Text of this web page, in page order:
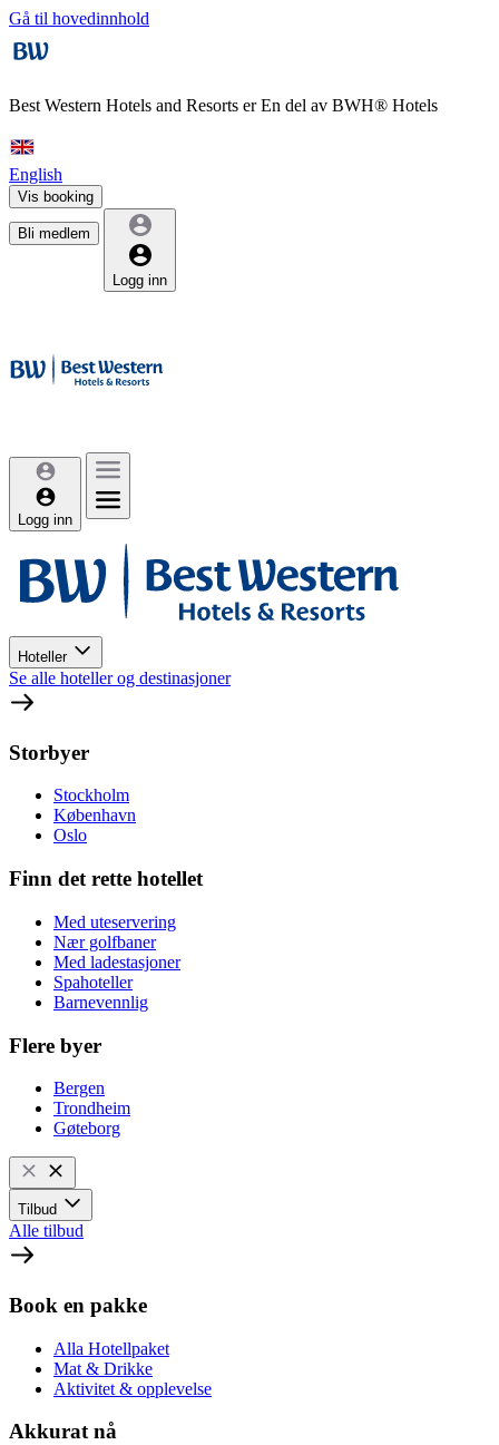
Gå til hovedinnhold
Best Western Hotels and Resorts erEn del av BWH® Hotels
English
Vis booking
Bli medlem
Logg inn
Logg inn
Hoteller
Se alle hoteller og destinasjoner
Storbyer
Stockholm
København
Oslo
Finn det rette hotellet
Med uteservering
Nær golfbaner
Med ladestasjoner
Spahoteller
Barnevennlig
Flere byer
Bergen
Trondheim
Gøteborg
Tilbud
Alle tilbud
Book en pakke
Alla Hotellpaket
Mat & Drikke
Aktivitet & opplevelse
Akkurat nå